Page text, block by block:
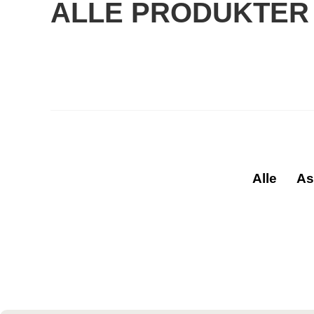
ALLE PRODUKTER
Alle